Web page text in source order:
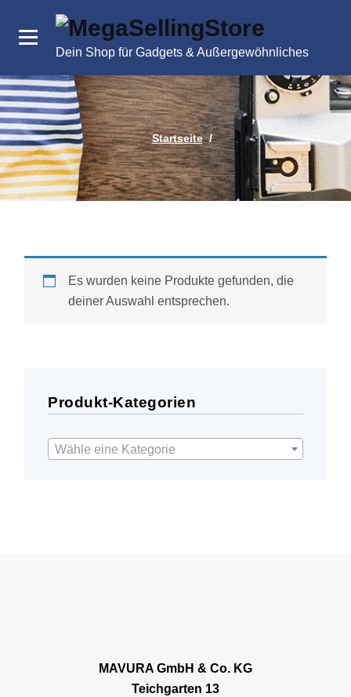
Inhalt
Dein Shop für Gadgets & Außergewöhnliches
Startseite/
Es wurden keine Produkte gefunden, die
deiner Auswahl entsprechen.
Produkt-Kategorien
Wähle eine Kategorie
MAVURA GmbH & Co. KG
Teichgarten 13